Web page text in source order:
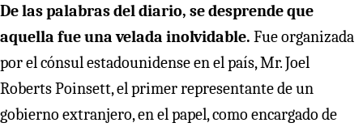
De las palabras del diario, se desprende que
aquella fue una velada inolvidable. Fue organizada
por el cónsul estadounidense en el país, Mr. Joel
Roberts Poinsett, el primer representante de un
gobierno extranjero, en el papel, como encargado de